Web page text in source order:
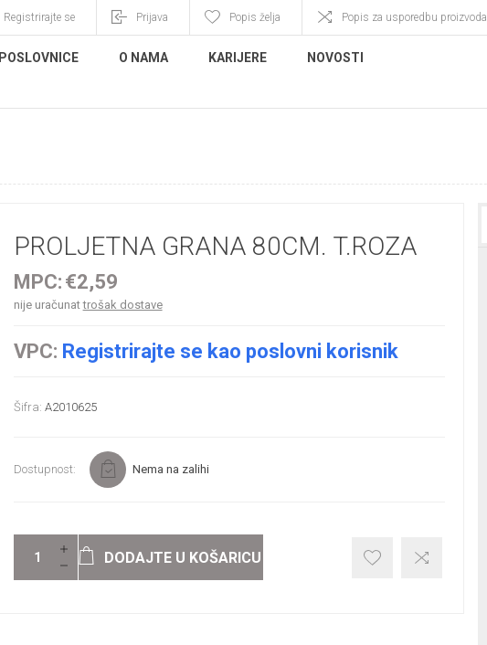
Registrirajte se Prijava Popis želja Popis za usporedbu proizvoda
POSLOVNICE O NAMA KARIJERE
NOVOSTI
PROLJETNA GRANA 80CM. T.ROZA
MPC: €2,59
nije uračunattrošak dostave
VPC: Registrirajte se kao poslovni korisnik
Šifra: A2010625
Dostupnost: Nema na zalihi
DODAJTE U KOŠARICU